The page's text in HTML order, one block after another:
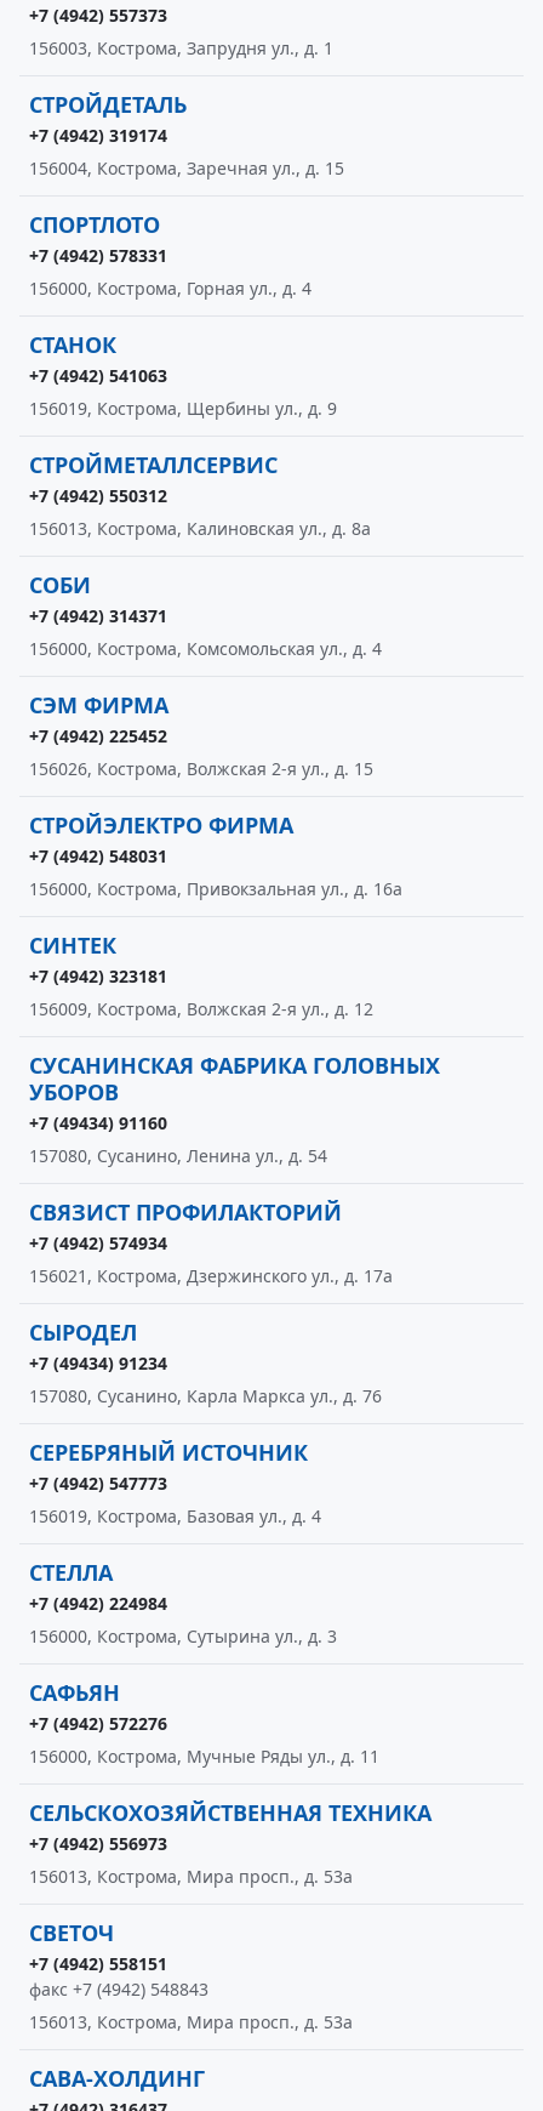
+7 (4942) 557373
156003, Кострома, Запрудня ул., д. 1
СТРОЙДЕТАЛЬ
+7 (4942) 319174
156004, Кострома, Заречная ул., д. 15
СПОРТЛОТО
+7 (4942) 578331
156000, Кострома, Горная ул., д. 4
СТАНОК
+7 (4942) 541063
156019, Кострома, Щербины ул., д. 9
СТРОЙМЕТАЛЛСЕРВИС
+7 (4942) 550312
156013, Кострома, Калиновская ул., д. 8а
СОБИ
+7 (4942) 314371
156000, Кострома, Комсомольская ул., д. 4
СЭМ ФИРМА
+7 (4942) 225452
156026, Кострома, Волжская 2-я ул., д. 15
СТРОЙЭЛЕКТРО ФИРМА
+7 (4942) 548031
156000, Кострома, Привокзальная ул., д. 16а
СИНТЕК
+7 (4942) 323181
156009, Кострома, Волжская 2-я ул., д. 12
СУСАНИНСКАЯ ФАБРИКА ГОЛОВНЫХ
УБОРОВ
+7 (49434) 91160
157080, Сусанино, Ленина ул., д. 54
СВЯЗИСТ ПРОФИЛАКТОРИЙ
+7 (4942) 574934
156021, Кострома, Дзержинского ул., д. 17а
СЫРОДЕЛ
+7 (49434) 91234
157080, Сусанино, Карла Маркса ул., д. 76
СЕРЕБРЯНЫЙ ИСТОЧНИК
+7 (4942) 547773
156019, Кострома, Базовая ул., д. 4
СТЕЛЛА
+7 (4942) 224984
156000, Кострома, Сутырина ул., д. 3
САФЬЯН
+7 (4942) 572276
156000, Кострома, Мучные Ряды ул., д. 11
СЕЛЬСКОХОЗЯЙСТВЕННАЯ ТЕХНИКА
+7 (4942) 556973
156013, Кострома, Мира просп., д. 53а
СВЕТОЧ
+7 (4942) 558151
факс +7 (4942) 548843
156013, Кострома, Мира просп., д. 53а
САВА-ХОЛДИНГ